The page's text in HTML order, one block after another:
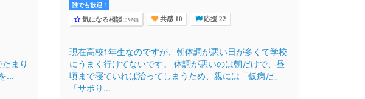
まり
...
誰でも歓迎 !
気になる相談に登録 共感 10 応援 22
現在高校1年生なのですが、朝体調が悪い日が多くて学校
にうまく行けてないです。 体調が悪いのは朝だけで、昼
頃まで寝ていれば治ってしまうため、親には「仮病だ」
「サボり...